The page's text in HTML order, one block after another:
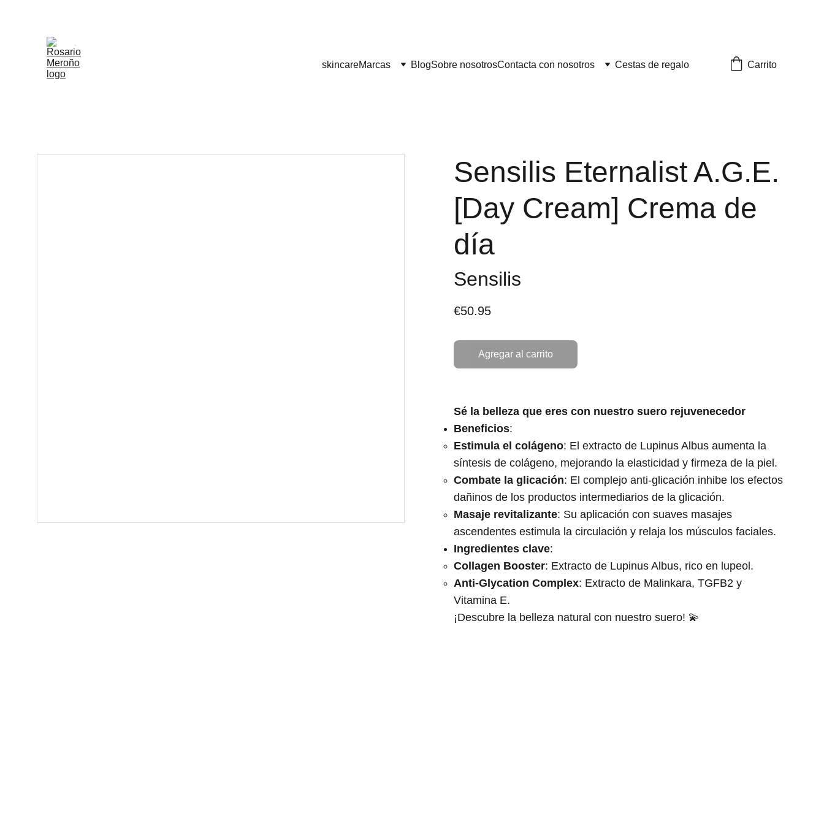
skincareMarcas BlogSobre nosotrosContacta con nosotros Cestas de regalo Carrito
Sensilis Eternalist A.G.E.
[Day Cream] Crema de
día
Sensilis
€50.95
Agregar al carrito
Sé la belleza que eres con nuestro suero rejuvenecedor
Beneficios:
Estimula el colágeno: El extracto de Lupinus Albus aumenta la
síntesis de colágeno, mejorando la elasticidad y firmeza de la piel.
Combate la glicación: El complejo anti-glicación inhibe los efectos
dañinos de los productos intermediarios de la glicación.
Masaje revitalizante: Su aplicación con suaves masajes
ascendentes estimula la circulación y relaja los músculos faciales.
Ingredientes clave:
Collagen Booster: Extracto de Lupinus Albus, rico en lupeol.
Anti-Glycation Complex: Extracto de Malinkara, TGFB2 y
Vitamina E.
¡Descubre la belleza natural con nuestro suero! 💫